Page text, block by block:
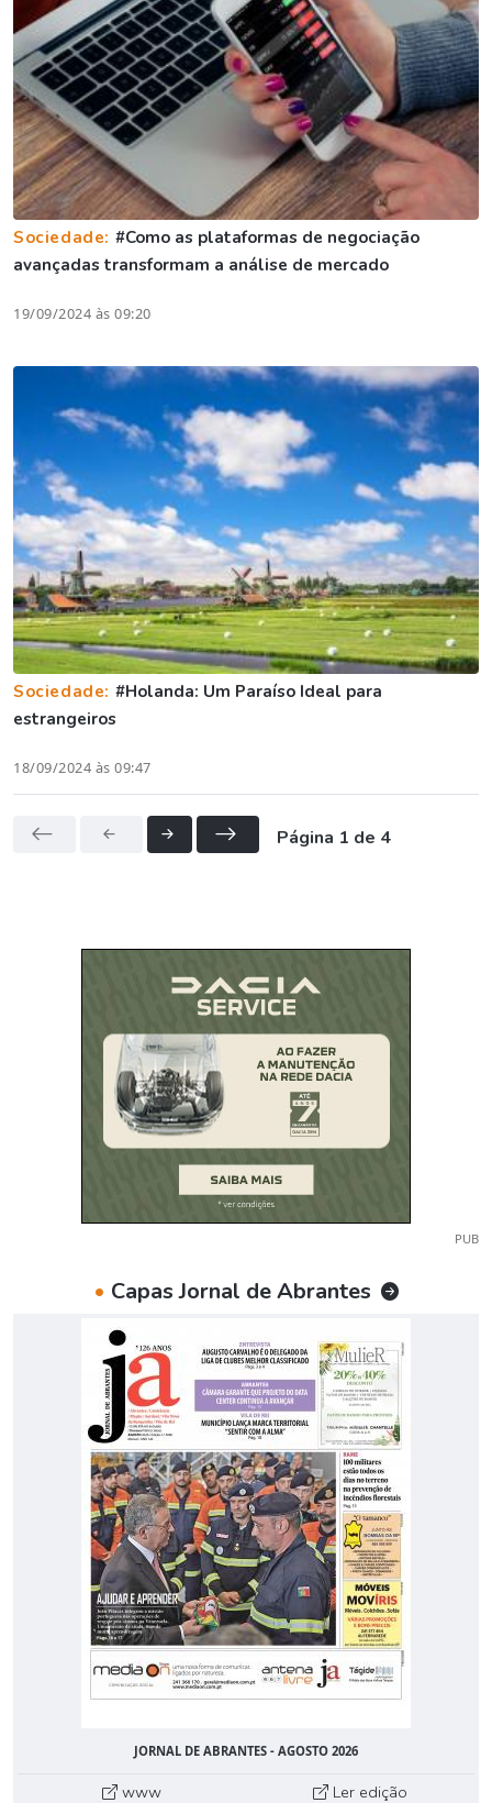
Sociedade: #Como as plataformas de negociação
avançadas transformam a análise de mercado
19/09/2024 às 09:20
Sociedade: #Holanda: Um Paraíso Ideal para
estrangeiros
18/09/2024 às 09:47
Página 1 de 4
PUB
• Capas Jornal de Abrantes
JORNAL DE ABRANTES - AGOSTO 2026
www Ler edição